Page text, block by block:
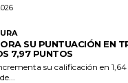
SU PUNTUACIÓN EN
7,97 PUNTOS
su calificación en